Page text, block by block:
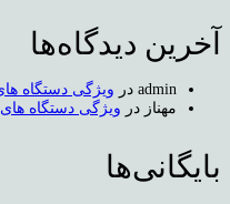
آخرین دیدگاه‌ها
admin در ویژگی دستگاه
مهناز در ویژگی دستگاه
بایگانی‌ها